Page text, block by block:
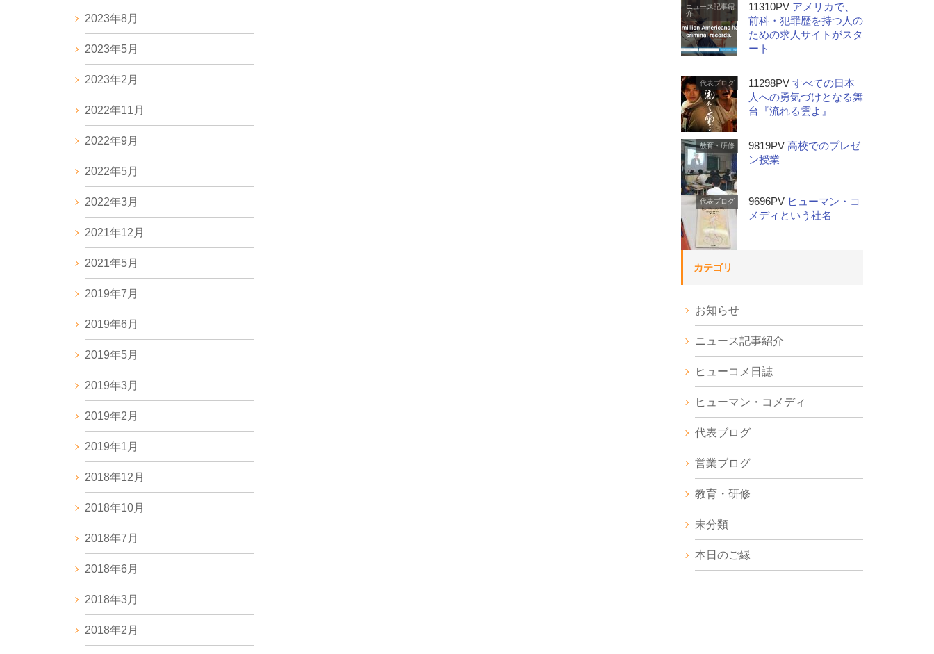
2023年8月
2023年5月
2023年2月
2022年11月
2022年9月
2022年5月
2022年3月
2021年12月
2021年5月
2019年7月
2019年6月
2019年5月
2019年3月
2019年2月
2019年1月
2018年12月
2018年10月
2018年7月
2018年6月
2018年3月
2018年2月
ニュース記事紹
介
11310PV アメリカで、
前科・犯罪歴を持つ人の
ための求人サイトがスタ
ート
代表ブログ 11298PV すべての日本
人への勇気づけとなる舞
台『流れる雲よ』
教育・研修 9819PV 高校でのプレゼ
ン授業
代表ブログ 9696PV ヒューマン・コ
メディという社名
カテゴリ
お知らせ
ニュース記事紹介
ヒューコメ日誌
ヒューマン・コメディ
代表ブログ
営業ブログ
教育・研修
未分類
本日のご縁